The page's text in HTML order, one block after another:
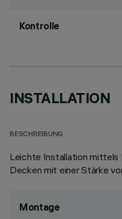
Kontrolle
INSTALLATION
BESCHREIBUNG
Leichte Installation mittels
Decken mit einer Stärke
Montage